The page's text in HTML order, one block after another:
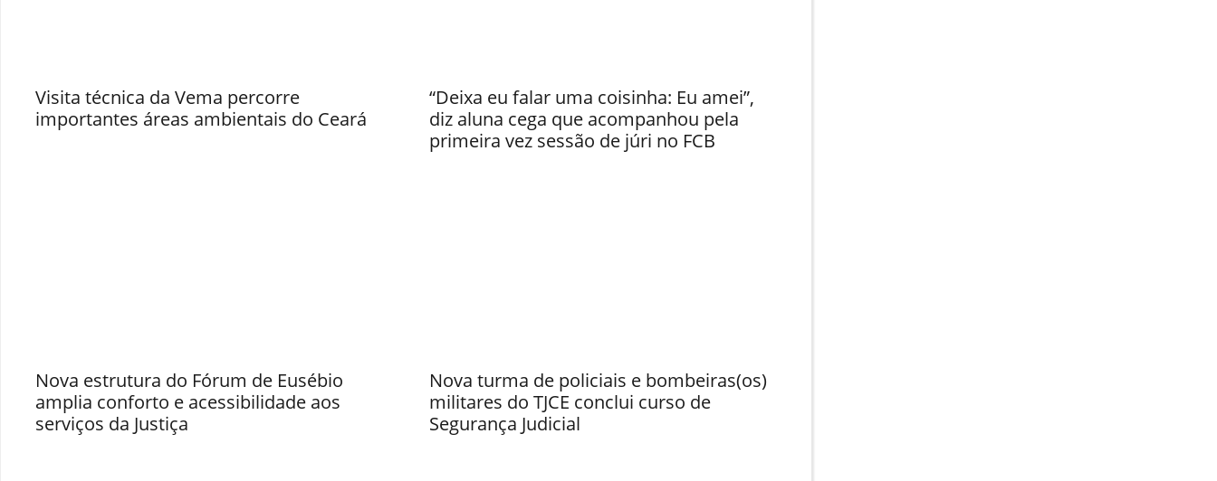
Visita técnica da Vema percorre
importantes áreas ambientais do Ceará
“Deixa eu falar uma coisinha: Eu amei”,
diz aluna cega que acompanhou pela
primeira vez sessão de júri no FCB
Nova estrutura do Fórum de Eusébio
amplia conforto e acessibilidade aos
serviços da Justiça
Nova turma de policiais e bombeiras(os)
militares do TJCE conclui curso de
Segurança Judicial